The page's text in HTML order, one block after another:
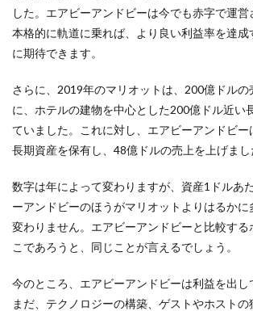
した。エアビーアンドビーは今でも赤字で運営
本格的に軌道に乗れば、より良い利益率を達成
に期待できます。
さらに、2019年のマリオットは、200億ドルの
に、ホテルの建物を中心とした200億ドル近い
ていました。これに対し、エアビーアンドビ
長期資産を保有し、48億ドルの売上を上げまし
数字は年によって変わりますが、資産1ドルあ
ーアンドビーのほうがマリオットよりはるかに
変わりません。エアビーアンドビーと比較す
こであろうと、同じことが言えるでしょう。
今のところ、エアビーアンドビーは利益を出し
まだ、テクノロジーの構築、ゲストやホスト